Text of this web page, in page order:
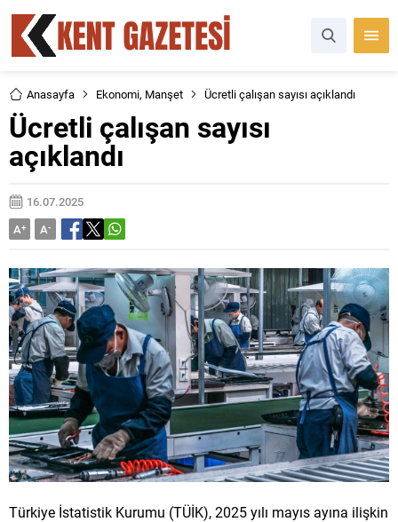
Anasayfa Ekonomi, Manşet Ücretli çalışan sayısı açıklandı
Ücretli çalışan sayısı
açıklandı
16.07.2025
A+ A-
Türkiye İstatistik Kurumu (TÜİK), 2025 yılı mayıs ayına ilişkin